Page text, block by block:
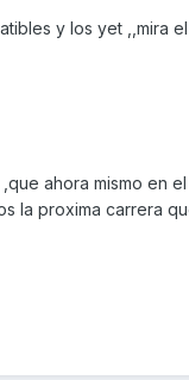
y los yet ,,mira
ahora mismo en
la proxima carrera